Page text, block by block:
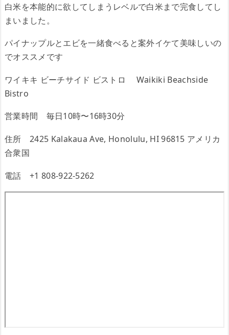
白米を本能的に欲してしまうレベルで白米まで完食してし
まいました。
パイナップルとエビを一緒食べると案外イケて美味しいの
でオススメです
ワイキキ ビーチサイド ビストロ Waikiki Beachside
Bistro
営業時間 毎日10時〜16時30分
住所 2425 Kalakaua Ave, Honolulu, HI 96815 アメリカ
合衆国
電話 +1 808-922-5262